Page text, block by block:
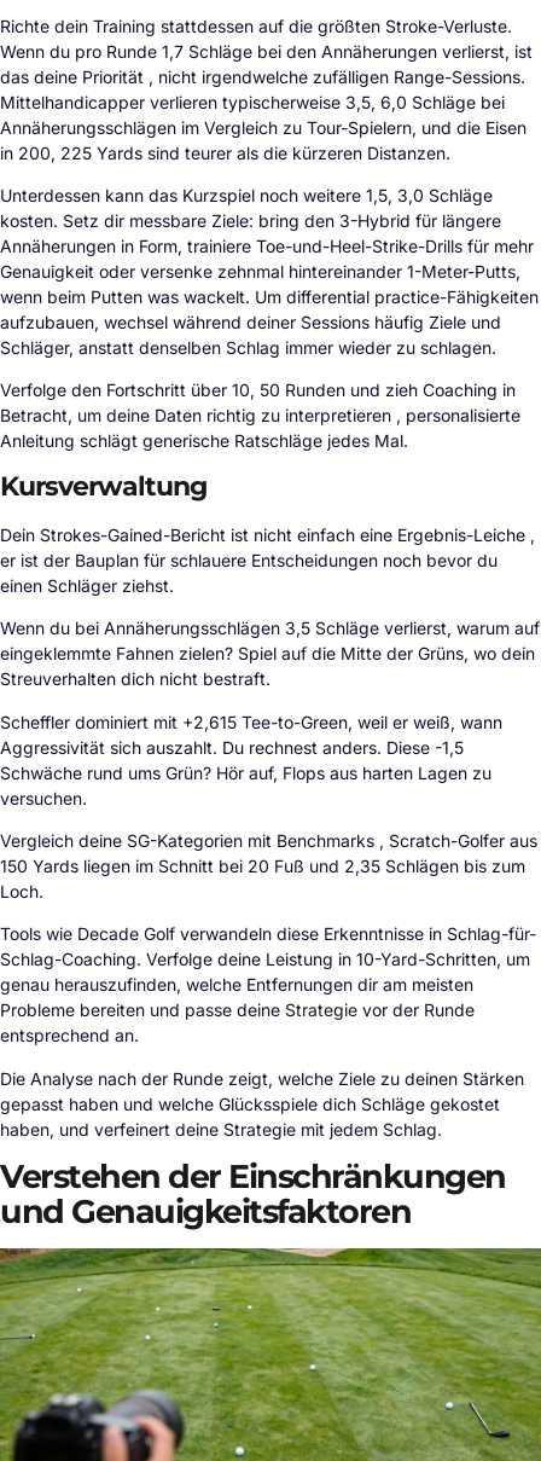
Richte dein Training stattdessen auf die größten Stroke-Verluste.
Wenn du pro Runde 1,7 Schläge bei den Annäherungen verlierst, ist
das deine Priorität , nicht irgendwelche zufälligen Range-Sessions.
Mittelhandicapper verlieren typischerweise 3,5, 6,0 Schläge bei
Annäherungsschlägen im Vergleich zu Tour-Spielern, und die Eisen
in 200, 225 Yards sind teurer als die kürzeren Distanzen.
Unterdessen kann das Kurzspiel noch weitere 1,5, 3,0 Schläge
kosten. Setz dir messbare Ziele: bring den 3-Hybrid für längere
Annäherungen in Form, trainiere Toe-und-Heel-Strike-Drills für mehr
Genauigkeit oder versenke zehnmal hintereinander 1-Meter-Putts,
wenn beim Putten was wackelt. Um differential practice-Fähigkeiten
aufzubauen, wechsel während deiner Sessions häufig Ziele und
Schläger, anstatt denselben Schlag immer wieder zu schlagen.
Verfolge den Fortschritt über 10, 50 Runden und zieh Coaching in
Betracht, um deine Daten richtig zu interpretieren , personalisierte
Anleitung schlägt generische Ratschläge jedes Mal.
Kursverwaltung
Dein Strokes-Gained-Bericht ist nicht einfach eine Ergebnis-Leiche ,
er ist der Bauplan für schlauere Entscheidungen noch bevor du
einen Schläger ziehst.
Wenn du bei Annäherungsschlägen 3,5 Schläge verlierst, warum auf
eingeklemmte Fahnen zielen? Spiel auf die Mitte der Grüns, wo dein
Streuverhalten dich nicht bestraft.
Scheffler dominiert mit +2,615 Tee-to-Green, weil er weiß, wann
Aggressivität sich auszahlt. Du rechnest anders. Diese -1,5
Schwäche rund ums Grün? Hör auf, Flops aus harten Lagen zu
versuchen.
Vergleich deine SG-Kategorien mit Benchmarks , Scratch-Golfer aus
150 Yards liegen im Schnitt bei 20 Fuß und 2,35 Schlägen bis zum
Loch.
Tools wie Decade Golf verwandeln diese Erkenntnisse in Schlag-für-
Schlag-Coaching. Verfolge deine Leistung in 10-Yard-Schritten, um
genau herauszufinden, welche Entfernungen dir am meisten
Probleme bereiten und passe deine Strategie vor der Runde
entsprechend an.
Die Analyse nach der Runde zeigt, welche Ziele zu deinen Stärken
gepasst haben und welche Glücksspiele dich Schläge gekostet
haben, und verfeinert deine Strategie mit jedem Schlag.
Verstehen der Einschränkungen
und Genauigkeitsfaktoren